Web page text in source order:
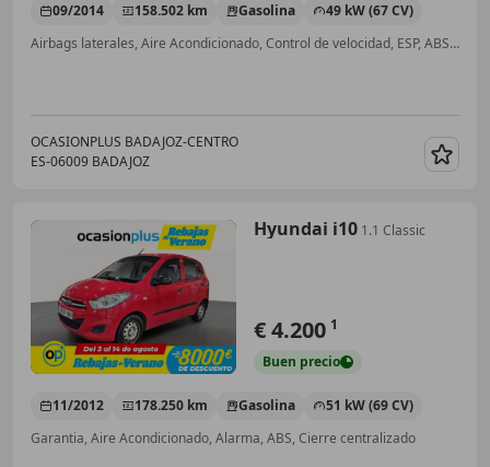
09/2014 158.502 km Gasolina
49 kW (67 CV)
Airbags laterales, Aire Acondicionado, Control de velocidad, ESP, ABS, CD, Cierre centralizado
OCASIONPLUS BADAJOZ-CENTRO
ES-06009 BADAJOZ
Hyundai i10 1.1 Classic
€ 4.200 1
Buen precio
11/2012 178.250 km Gasolina
51 kW (69 CV)
Garantia, Aire Acondicionado, Alarma, ABS, Cierre centralizado